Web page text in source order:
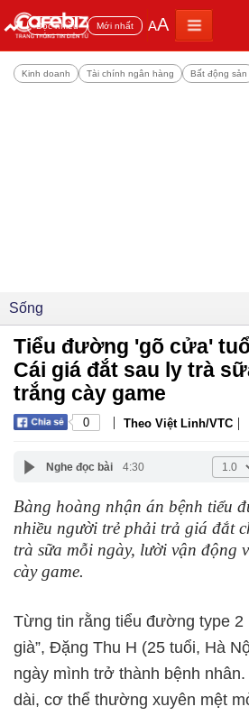
Đọc nhiều Mới nhất AA
Kinh doanh Tài chính ngân hàng Bất động sản
Sống
Tiểu đường 'gõ cửa'
Cái giá đắt sau ly trà
trắng cày game
0 | Theo Việt Linh/VTC |
Nghe đọc bài 4:30
Bàng hoàng nhận án bệnh tiểu
nhiều người trẻ phải trả giá đắt
trà sữa mỗi ngày, lười vận động
cày game.
Từng tin rằng tiểu đường type 2
già”, Đặng Thu H (25 tuổi, Hà
ngày mình trở thành bệnh
dài, cơ thể thường xuyên mệt